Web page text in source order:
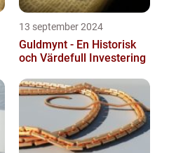
13 september 2024
Guldmynt - En Historisk
och Värdefull Investering